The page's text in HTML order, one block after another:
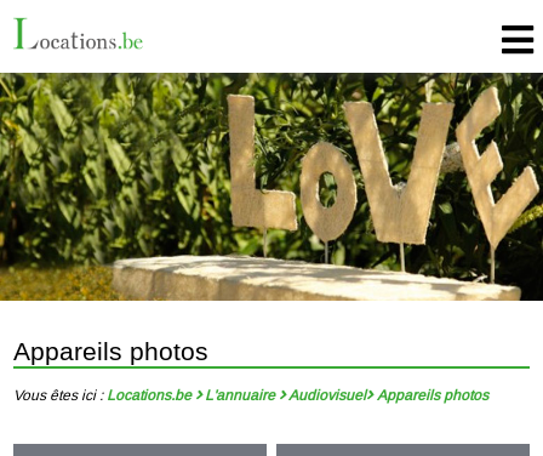
Appareils photos
Vous êtes ici : Locations.be L'annuaire Audiovisuel Appareils photos